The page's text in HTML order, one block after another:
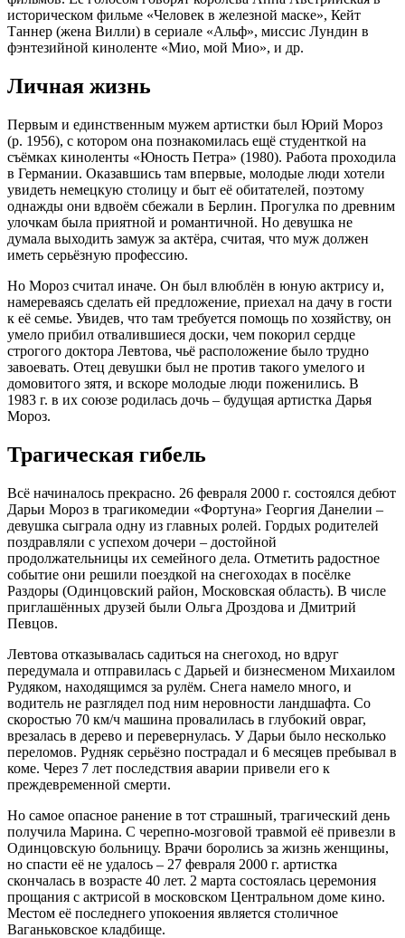
историческом фильме «Человек в железной маске», Кейт
Таннер (жена Вилли) в сериале «Альф», миссис Лундин в
фэнтезийной киноленте «Мио, мой Мио», и др.
Личная жизнь
Первым и единственным мужем артистки был Юрий Мороз
(р. 1956), с котором она познакомилась ещё студенткой на
съёмках киноленты «Юность Петра» (1980). Работа проходила
в Германии. Оказавшись там впервые, молодые люди хотели
увидеть немецкую столицу и быт её обитателей, поэтому
однажды они вдвоём сбежали в Берлин. Прогулка по древним
улочкам была приятной и романтичной. Но девушка не
думала выходить замуж за актёра, считая, что муж должен
иметь серьёзную профессию.
Но Мороз считал иначе. Он был влюблён в юную актрису и,
намереваясь сделать ей предложение, приехал на дачу в гости
к её семье. Увидев, что там требуется помощь по хозяйству, он
умело прибил отвалившиеся доски, чем покорил сердце
строгого доктора Левтова, чьё расположение было трудно
завоевать. Отец девушки был не против такого умелого и
домовитого зятя, и вскоре молодые люди поженились. В
1983 г. в их союзе родилась дочь – будущая артистка Дарья
Мороз.
Трагическая гибель
Всё начиналось прекрасно. 26 февраля 2000 г. состоялся дебют
Дарьи Мороз в трагикомедии «Фортуна» Георгия Данелии –
девушка сыграла одну из главных ролей. Гордых родителей
поздравляли с успехом дочери – достойной
продолжательницы их семейного дела. Отметить радостное
событие они решили поездкой на снегоходах в посёлке
Раздоры (Одинцовский район, Московская область). В числе
приглашённых друзей были Ольга Дроздова и Дмитрий
Певцов.
Левтова отказывалась садиться на снегоход, но вдруг
передумала и отправилась с Дарьей и бизнесменом Михаилом
Рудяком, находящимся за рулём. Снега намело много, и
водитель не разглядел под ним неровности ландшафта. Со
скоростью 70 км/ч машина провалилась в глубокий овраг,
врезалась в дерево и перевернулась. У Дарьи было несколько
переломов. Рудняк серьёзно пострадал и 6 месяцев пребывал в
коме. Через 7 лет последствия аварии привели его к
преждевременной смерти.
Но самое опасное ранение в тот страшный, трагический день
получила Марина. С черепно-мозговой травмой её привезли в
Одинцовскую больницу. Врачи боролись за жизнь женщины,
но спасти её не удалось – 27 февраля 2000 г. артистка
скончалась в возрасте 40 лет. 2 марта состоялась церемония
прощания с актрисой в московском Центральном доме кино.
Местом её последнего упокоения является столичное
Ваганьковское кладбище.